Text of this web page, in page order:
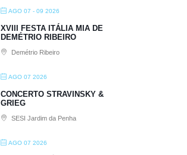
AGO 07 - 09 2026
XVIII FESTA ITÁLIA MIA DE
DEMÉTRIO RIBEIRO
Demétrio Ribeiro
AGO 07 2026
CONCERTO STRAVINSKY &
GRIEG
SESI Jardim da Penha
AGO 07 2026